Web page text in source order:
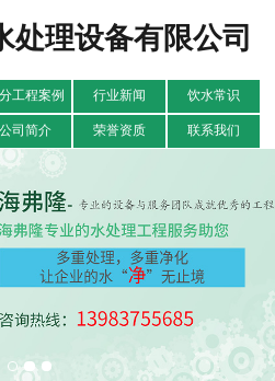
处理设备有限公司
工程案例 行业新闻 饮水常识
公司简介 荣誉资质 联系我们